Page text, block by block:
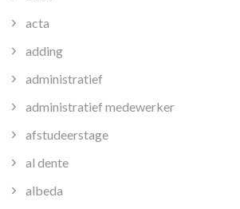
acta
adding
administratief
administratief medewerker
afstudeerstage
al dente
albeda